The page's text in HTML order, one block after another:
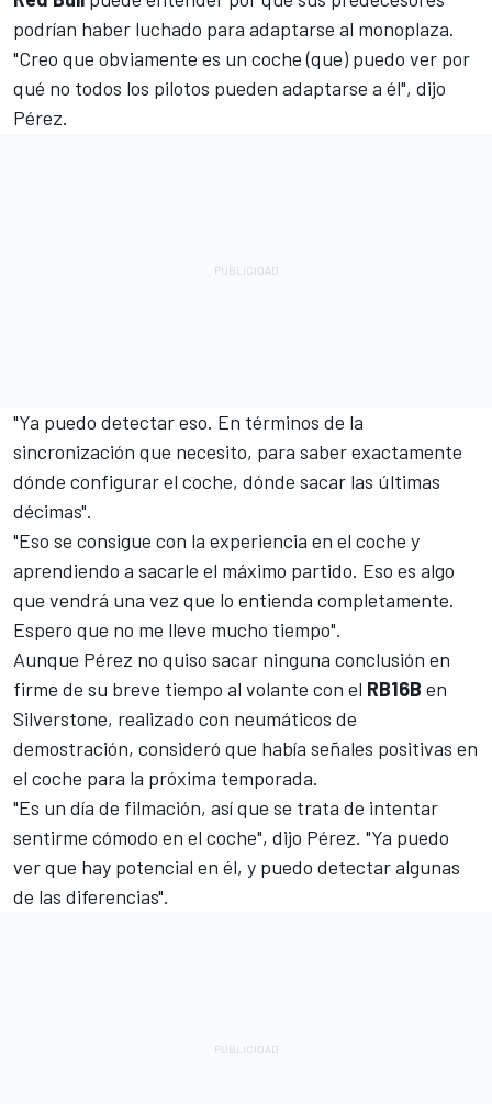
podrían haber luchado para adaptarse al monoplaza.
"Creo que obviamente es un coche (que) puedo ver por
qué no todos los pilotos pueden adaptarse a él", dijo
Pérez.
"Ya puedo detectar eso. En términos de la
sincronización que necesito, para saber exactamente
dónde configurar el coche, dónde sacar las últimas
décimas".
"Eso se consigue con la experiencia en el coche y
aprendiendo a sacarle el máximo partido. Eso es algo
que vendrá una vez que lo entienda completamente.
Espero que no me lleve mucho tiempo".
Aunque Pérez no quiso sacar ninguna conclusión en
firme de su breve tiempo al volante con el RB16B en
Silverstone, realizado con neumáticos de
demostración, consideró que había señales positivas en
el coche para la próxima temporada.
"Es un día de filmación, así que se trata de intentar
sentirme cómodo en el coche", dijo Pérez. "Ya puedo
ver que hay potencial en él, y puedo detectar algunas
de las diferencias".